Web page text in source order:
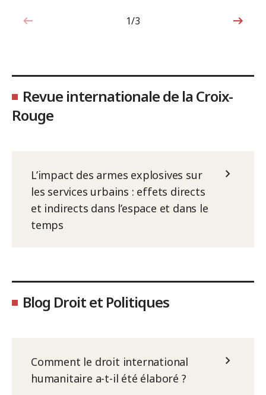
1sur3
1/3
Revue internationale de la Croix-
Rouge
L’impact des armes explosives sur
les services urbains : effets directs
et indirects dans l’espace et dans le
temps
Blog Droit et Politiques
Comment le droit international
humanitaire a-t-il été élaboré ?